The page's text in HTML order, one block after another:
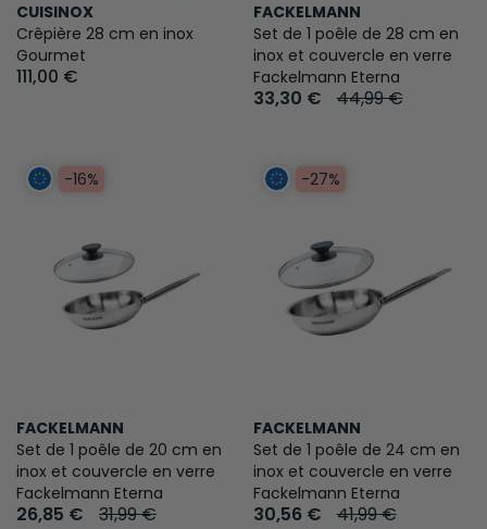
CUISINOX
Crêpière 28 cm en inox
Gourmet
111,00 €
FACKELMANN
Set de 1 poêle de 28 cm en
inox et couvercle en verre
Fackelmann Eterna
33,30 € 44,99 €
-16%
FACKELMANN
Set de 1 poêle de 20 cm en
inox et couvercle en verre
Fackelmann Eterna
26,85 € 31,99 €
-27%
FACKELMANN
Set de 1 poêle de 24 cm en
inox et couvercle en verre
Fackelmann Eterna
30,56 € 41,99 €